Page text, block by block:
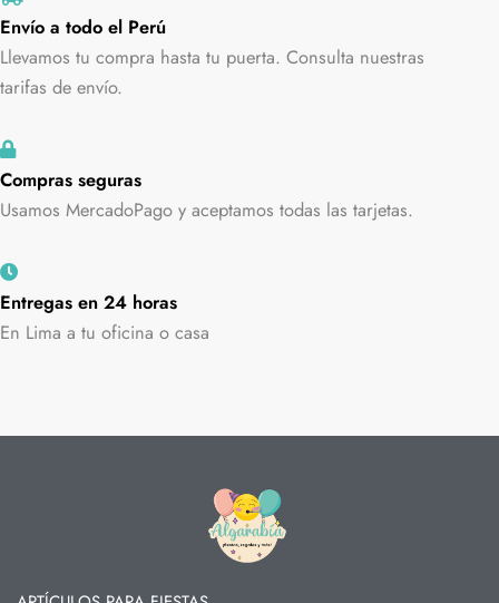
Envío a todo el Perú
Llevamos tu compra hasta tu puerta. Consulta nuestras
tarifas de envío.
Compras seguras
Usamos MercadoPago y aceptamos todas las tarjetas.
Entregas en 24 horas
En Lima a tu oficina o casa